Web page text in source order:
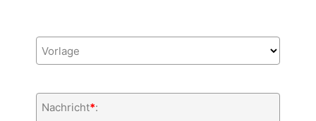
Vorlage
Nachricht*: